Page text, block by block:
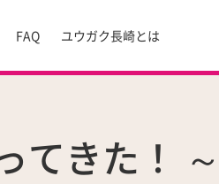
FAQ ユウガク長崎とは
てきた！